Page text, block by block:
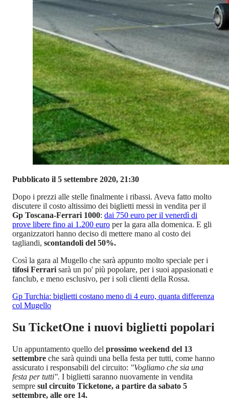
Pubblicato il 5 settembre 2020, 21:30
Dopo i prezzi alle stelle finalmente i ribassi. Aveva fatto molto
discutere il costo altissimo dei biglietti messi in vendita per il
Gp Toscana-Ferrari 1000: dai 750 euro per il venerdì di
prove libere fino ai 1.200 euro per la gara alla domenica. E gli
organizzatori hanno deciso di mettere mano al costo dei
tagliandi, scontandoli del 50%.
Così la gara al Mugello che sarà appunto molto speciale per i
tifosi Ferrari sarà un po' più popolare, per i suoi appasionati e
fanclub, e meno esclusivo, per i soli clienti della Rossa.
Gp Turchia: biglietti costano meno di 4 euro, quanta differenza
col Mugello
Su TicketOne i nuovi biglietti popolari
Un appuntamento quello del prossimo weekend del 13
settembre che sarà quindi una bella festa per tutti, come hanno
assicurato i responsabili del circuito: "Vogliamo che sia una
festa per tutti". I biglietti saranno nuovamente in vendita
sempre sul circuito Ticketone, a partire da sabato 5
settembre, alle ore 14.